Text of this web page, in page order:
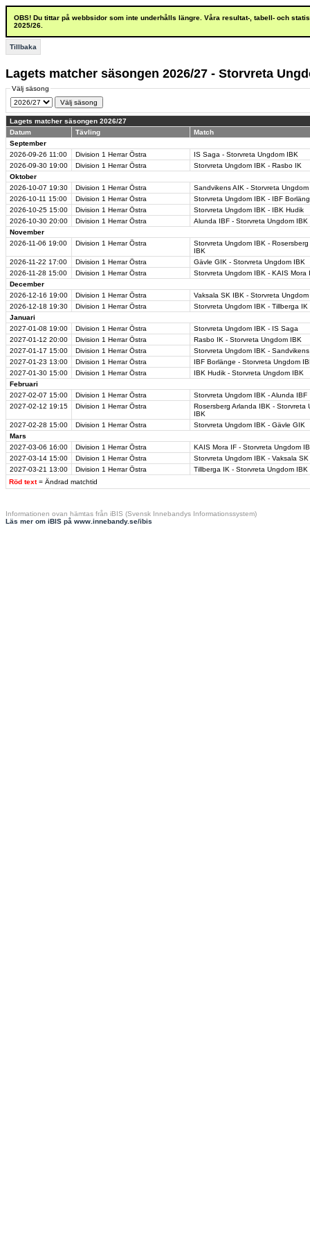
OBS! Du tittar på webbsidor som inte underhålls längre. Våra resultat-, tabell- och
2025/26.
Tillbaka
Lagets matcher säsongen 2026/27 - Storvreta
Välj säsong
Lagets matcher säsongen 2026/27
Datum
Tävling Match
Röd text = Ändrad matchtid
September
2026-09-26 11:00 Division 1 Herrar Östra
IS Saga - Storvreta Ungdom IBK
2026-09-30 19:00 Division 1 Herrar Östra
Storvreta Ungdom IBK - Rasbo IK
Oktober
2026-10-07 19:30 Division 1 Herrar Östra
Sandvikens AIK - Storvreta
2026-10-11 15:00 Division 1 Herrar Östra
Storvreta Ungdom IBK - IBF
2026-10-25 15:00 Division 1 Herrar Östra
Storvreta Ungdom IBK - IBK Hudik
2026-10-30 20:00 Division 1 Herrar Östra
Alunda IBF - Storvreta Ungdom IBK
November
2026-11-06 19:00 Division 1 Herrar Östra
Storvreta Ungdom IBK - Rosersberg
IBK
2026-11-22 17:00 Division 1 Herrar Östra
Gävle GIK - Storvreta Ungdom IBK
2026-11-28 15:00 Division 1 Herrar Östra
Storvreta Ungdom IBK - KAIS Mora
December
2026-12-16 19:00 Division 1 Herrar Östra
Vaksala SK IBK - Storvreta
2026-12-18 19:30 Division 1 Herrar Östra
Storvreta Ungdom IBK - Tillberga IK
Januari
2027-01-08 19:00 Division 1 Herrar Östra
Storvreta Ungdom IBK - IS Saga
2027-01-12 20:00 Division 1 Herrar Östra
Rasbo IK - Storvreta Ungdom IBK
2027-01-17 15:00 Division 1 Herrar Östra
Storvreta Ungdom IBK -
2027-01-23 13:00 Division 1 Herrar Östra
IBF Borlänge - Storvreta Ungdom
2027-01-30 15:00 Division 1 Herrar Östra
IBK Hudik - Storvreta Ungdom IBK
Februari
2027-02-07 15:00 Division 1 Herrar Östra
Storvreta Ungdom IBK - Alunda IBF
2027-02-12 19:15 Division 1 Herrar Östra
Rosersberg Arlanda IBK - Storvreta
IBK
2027-02-28 15:00 Division 1 Herrar Östra
Storvreta Ungdom IBK - Gävle GIK
Mars
2027-03-06 16:00 Division 1 Herrar Östra
KAIS Mora IF - Storvreta Ungdom
2027-03-14 15:00 Division 1 Herrar Östra
Storvreta Ungdom IBK - Vaksala
2027-03-21 13:00 Division 1 Herrar Östra Tillberga IK - Storvreta Ungdom IBK
Informationen ovan hämtas från iBIS (Svensk Innebandys Informationssystem)
Läs mer om iBIS på www.innebandy.se/ibis